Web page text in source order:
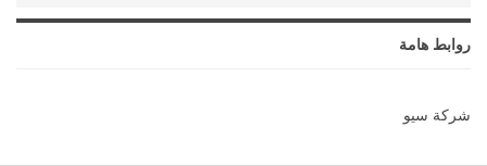
روابط هامة
شركة سيو